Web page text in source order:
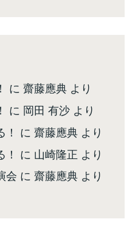
に齋藤應典 より
に 岡田 有沙 より
に齋藤應典 より
に 山崎隆正 より
会 に齋藤應典 より